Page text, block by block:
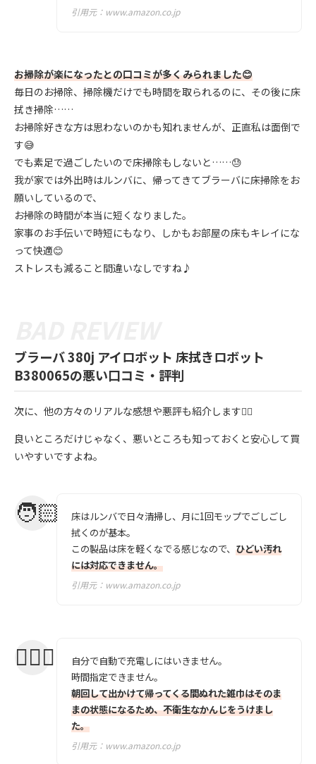
引用元： www.amazon.co.jp
お掃除が楽になったとの口コミが多くみられました😊
毎日のお掃除、掃除機だけでも時間を取られるのに、その後に床
拭き掃除……
お掃除好きな方は思わないのかも知れませんが、正直私は面倒で
す😅
でも素足で過ごしたいので床掃除もしないと……😓
我が家では外出時はルンバに、帰ってきてブラーバに床掃除をお
願いしているので、
お掃除の時間が本当に短くなりました。
家事のお手伝いで時短にもなり、しかもお部屋の床もキレイにな
って快適😊
ストレスも減ること間違いなしですね♪
ブラーバ 380j アイロボット 床拭きロボット
B380065の悪い口コミ・評判
次に、他の方々のリアルな感想や悪評も紹介します💁‍♀️
良いところだけじゃなく、悪いところも知っておくと安心して買
いやすいですよね。
床はルンバで日々清掃し、月に1回モップでごしごし
拭くのが基本。
この製品は床を軽くなでる感じなので、 ひどい汚れ
には対応できません。
引用元： www.amazon.co.jp
自分で自動で充電しにはいきません。
時間指定できません。
朝回して出かけて帰ってくる間ぬれた雑巾はそのま
まの状態になるため、不衛生なかんじをうけまし
た。
引用元： www.amazon.co.jp